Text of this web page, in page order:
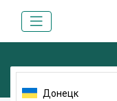
Донецк